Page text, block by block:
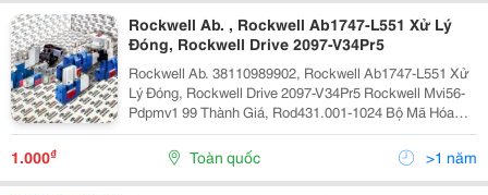
Rockwell Ab. , Rockwell Ab1747-L551 Xử Lý
Đóng, Rockwell Drive 2097-V34Pr5
Rockwell Ab. 38110989902, Rockwell Ab1747-L551 Xử
Lý Đóng, Rockwell Drive 2097-V34Pr5 Rockwell Mvi56-
Pdpmv1 99 Thành Giá, Rod431.001-1024 Bộ Mã Hóa
Heidenhain Idnr.317393-02 Đóng, Rod431.026-2048
Heidenhain Encoder Id.735117-03 Rod431001-1024
1.000₫ Toàn quốc >1 năm